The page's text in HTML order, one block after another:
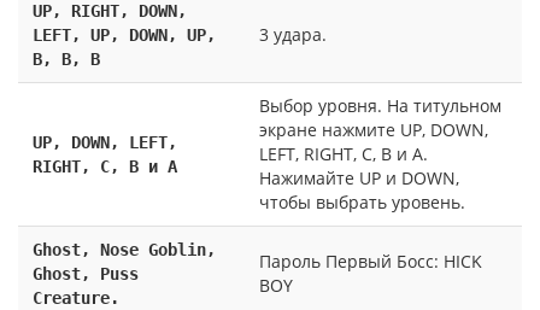
UP, RIGHT, DOWN,
LEFT, UP, DOWN, UP,
B, B, B
3 удара.
UP, DOWN, LEFT,
RIGHT, C, В и А
Выбор уровня. На титульном
экране нажмите UP, DOWN,
LEFT, RIGHT, C, В и А.
Нажимайте UP и DOWN,
чтобы выбрать уровень.
Ghost, Nose Goblin,
Ghost, Puss
Creature.
Пароль Первый Босс: HICK
BOY